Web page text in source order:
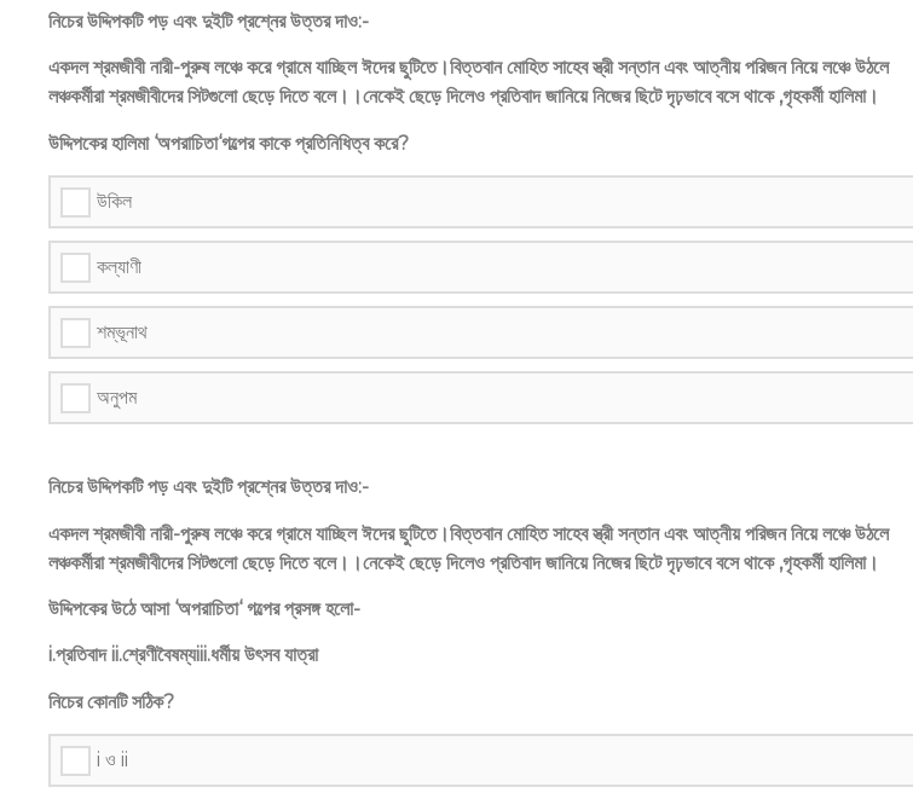
নিচের উদ্দিপকটি পড় এবং দুইটি প্রশ্নের উত্তর দাও:-
একদল শ্রমজীবী নারী-পুরুষ লঞ্চে করে গ্রামে যাচ্ছিল ঈদের ছুটিতে।বিত্তবান মোহিত সাহেব স্ত্রী সন্তান এবং আত্নীয় পরিজন নিয়ে লঞ্চে উঠলে
লঞ্চকর্মীরা শ্রমজীবীদের সিটগুলো ছেড়ে দিতে বলে।।নেকেই ছেড়ে দিলেও প্রতিবাদ জানিয়ে নিজের ছিটে দৃঢ়ভাবে বসে থাকে ,গৃহকর্মী হালিমা।
উদ্দিপকের হালিমা ‘অপরাচিতা‘গল্পের কাকে প্রতিনিধিত্ব করে?
উকিল
কল্যাণী
শম্ভূনাথ
অনুপম
নিচের উদ্দিপকটি পড় এবং দুইটি প্রশ্নের উত্তর দাও:-
একদল শ্রমজীবী নারী-পুরুষ লঞ্চে করে গ্রামে যাচ্ছিল ঈদের ছুটিতে।বিত্তবান মোহিত সাহেব স্ত্রী সন্তান এবং আত্নীয় পরিজন নিয়ে লঞ্চে উঠলে
লঞ্চকর্মীরা শ্রমজীবীদের সিটগুলো ছেড়ে দিতে বলে।।নেকেই ছেড়ে দিলেও প্রতিবাদ জানিয়ে নিজের ছিটে দৃঢ়ভাবে বসে থাকে ,গৃহকর্মী হালিমা।
উদ্দিপকের উঠে আসা ‘অপরাচিতা‘ গল্পের প্রসঙ্গ হলো-
i.প্রতিবাদ ii.শ্রেণীবৈষম্যiii.ধর্মীয় উৎসব যাত্রা
নিচের কোনটি সঠিক?
i ও ii